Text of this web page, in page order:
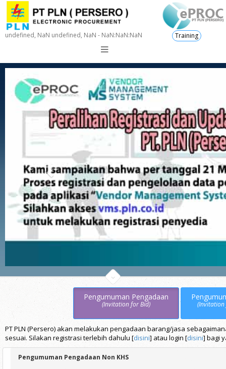
undefined, NaN undefined, NaN - NaN:NaN:NaN Training
Pengumuman Pengadaan
(Invitation for Bid) (Invitation
PT PLN (Persero) akan melakukan pengadaan barang/jasa
sesuai. Silakan registrasi terlebih dahulu [disini] atau login [disini] bagi
Pengumuman Pengadaan Non KHS